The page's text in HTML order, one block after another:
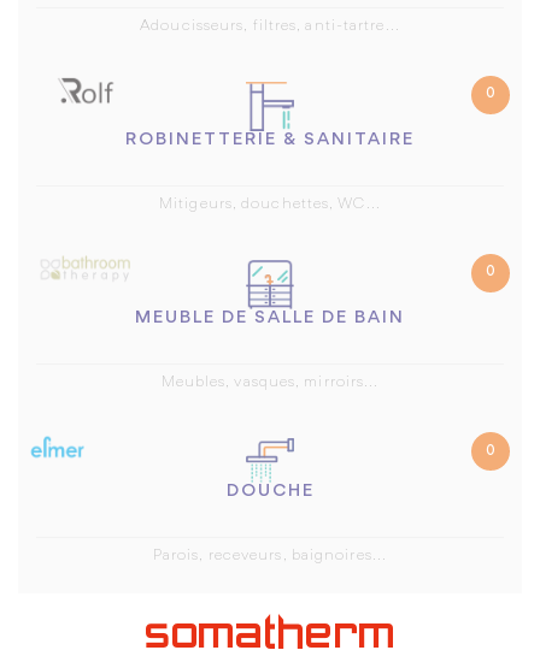
Adoucisseurs, filtres, anti-tartre...
0
ROBINETTERIE & SANITAIRE
Mitigeurs, douchettes, WC...
0
MEUBLE DE SALLE DE BAIN
Meubles, vasques, mirroirs...
0
DOUCHE
Parois, receveurs, baignoires...